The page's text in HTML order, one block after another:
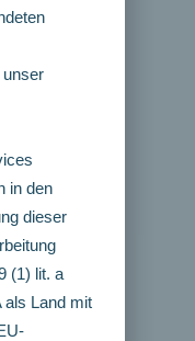
unser
in den
dieser
(1) lit. a
als Land mit